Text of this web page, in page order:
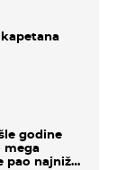
godine
mega
pao najniže